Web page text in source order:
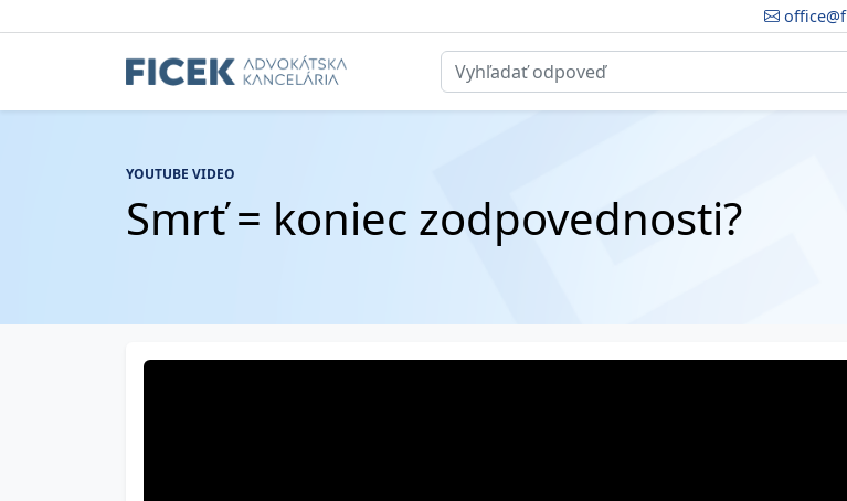
YOUTUBE VIDEO
Smrť = koniec zodpovednosti?